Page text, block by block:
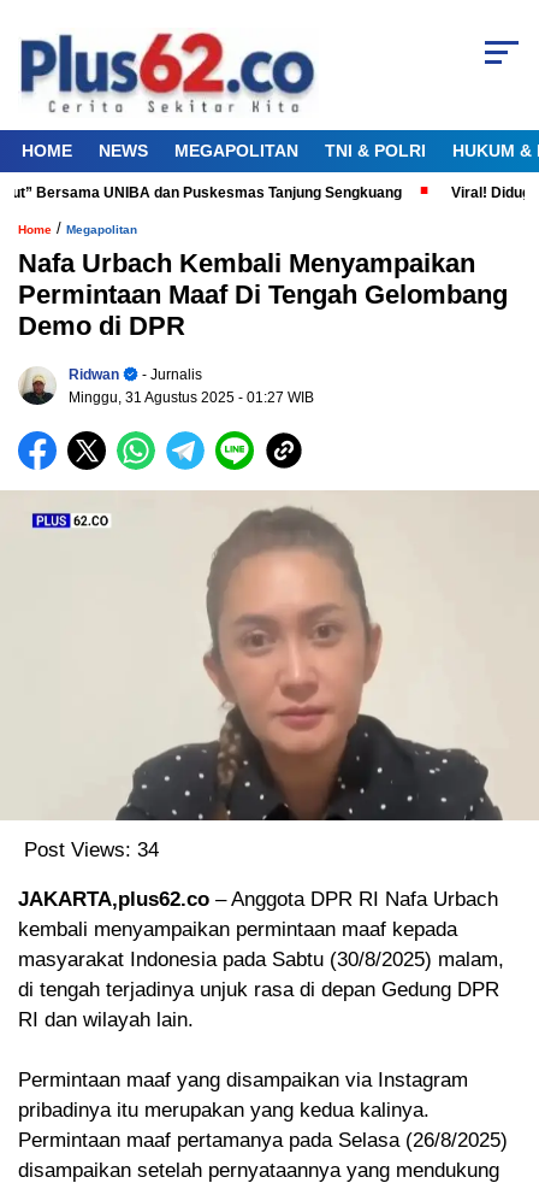
HOME NEWS MEGAPOLITAN TNI & POLRI HUKUM &
Bersama UNIBA dan Puskesmas Tanjung Sengkuang Viral! Diduga
Home / Megapolitan
Nafa Urbach Kembali Menyampaikan
Permintaan Maaf Di Tengah Gelombang
Demo di DPR
Ridwan
- Jurnalis
Minggu, 31 Agustus 2025 - 01:27 WIB
Post Views: 34
JAKARTA,plus62.co – Anggota DPR RI Nafa Urbach
kembali menyampaikan permintaan maaf kepada
masyarakat Indonesia pada Sabtu (30/8/2025) malam,
di tengah terjadinya unjuk rasa di depan Gedung DPR
RI dan wilayah lain.
Permintaan maaf yang disampaikan via Instagram
pribadinya itu merupakan yang kedua kalinya.
Permintaan maaf pertamanya pada Selasa (26/8/2025)
disampaikan setelah pernyataannya yang mendukung